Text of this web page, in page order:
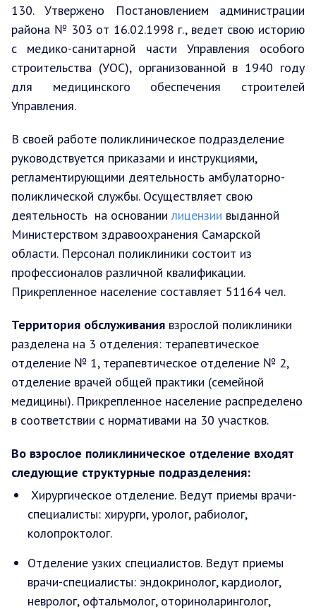
130. Утвержено Постановлением администрации
района № 303 от 16.02.1998 г., ведет свою историю
с медико-санитарной части Управления особого
строительства (УОС), организованной в 1940 году
для медицинского обеспечения строителей
Управления.
В своей работе поликлиническое подразделение
руководствуется приказами и инструкциями,
регламентирующими деятельность амбулаторно-
поликлической службы. Осуществляет свою
деятельность на основании лицензии выданной
Министерством здравоохранения Самарской
области. Персонал поликлиники состоит из
профессионалов различной квалификации.
Прикрепленное население составляет 51164 чел.
Территория обслуживания взрослой поликлиники
разделена на 3 отделения: терапевтическое
отделение № 1, терапевтическое отделение № 2,
отделение врачей общей практики (семейной
медицины). Прикрепленное население распределено
в соответствии с нормативами на 30 участков.
Во взрослое поликлиническое отделение входят
следующие структурные подразделения:
Хирургическое отделение. Ведут приемы врачи-
специалисты: хирурги, уролог, рабиолог,
колопроктолог.
Отделение узких специалистов. Ведут приемы
врачи-специалисты: эндокринолог, кардиолог,
невролог, офтальмолог, оториноларинголог,